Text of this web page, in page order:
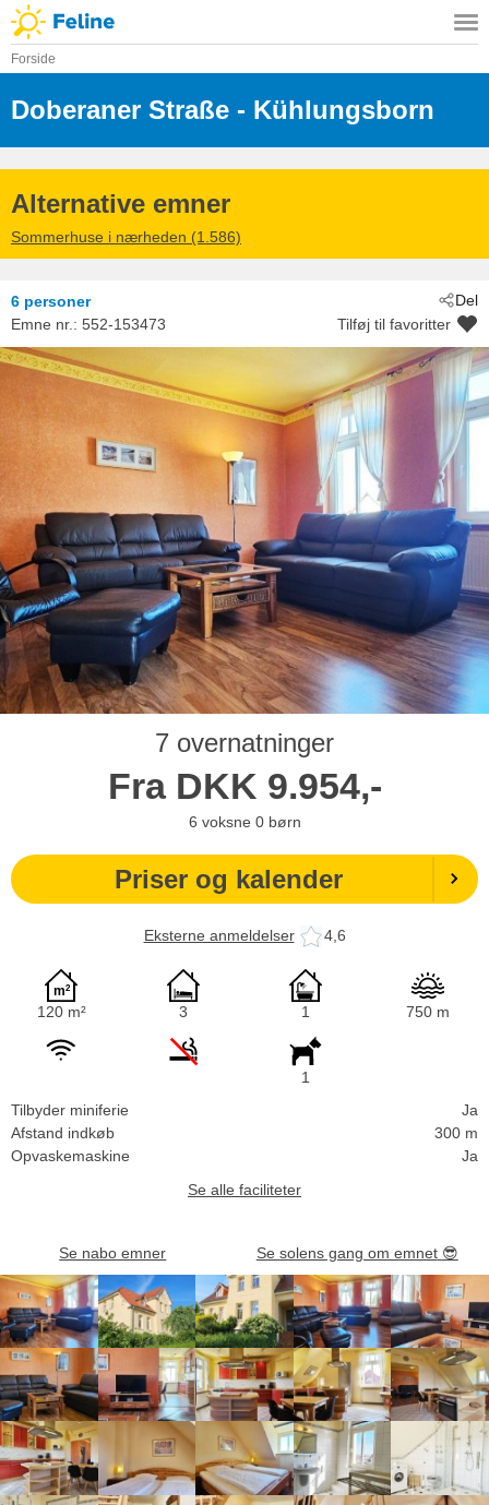
Forside
Doberaner Straße
- 18225
- Kühlungsborn
Alternative emner
Sommerhuse i nærheden (1.586)
Del
6 personer
Emne nr.: 552-153473 Tilføj til favoritter
7 overnatninger
Fra DKK 9.954,-
6 voksne 0 børn
Priser og kalender
Eksterne anmeldelser 4,6
120 m² 3 1 750 m
1
Tilbyder miniferie
Ja
Afstand indkøb
300 m
Opvaskemaskine
Ja
Se alle faciliteter
Se nabo emner Se solens gang om emnet 😎